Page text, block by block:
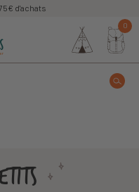
d'achats
0